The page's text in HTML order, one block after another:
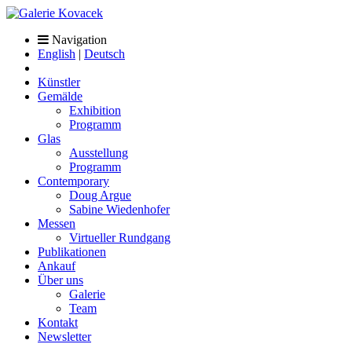
Navigation
English | Deutsch
Künstler
Gemälde
Exhibition
Programm
Glas
Ausstellung
Programm
Contemporary
Doug Argue
Sabine Wiedenhofer
Messen
Virtueller Rundgang
Publikationen
Ankauf
Über uns
Galerie
Team
Kontakt
Newsletter